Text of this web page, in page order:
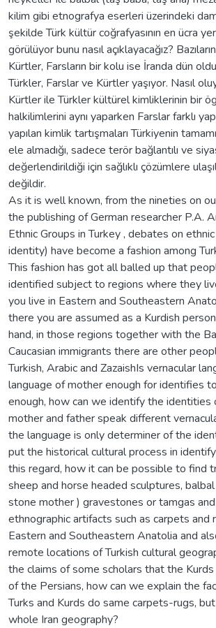
kilim gibi etnografya eserleri üzerindeki
şekilde Türk kültür coğrafyasının en ücra
görülüyor bunu nasıl açıklayacağız?
Kürtler, Farsların bir kolu ise İranda dün
Türkler, Farslar ve Kürtler yaşıyor. Nasıl
Kürtler ile Türkler kültürel kimliklerinin bir
halkilimlerini aynı yaparken Farslar farklı
yapılan kimlik tartışmaları Türkiyenin
ele almadığı, sadece terör bağlantılı ve
değerlendirildiği için sağlıklı çözümlere
değildir.
As it is well known, from the nineties on
the publishing of German researcher P.A.
Ethnic Groups in Turkey , debates on
identity) have become a fashion among
This fashion has got all balled up that
identified subject to regions where they
you live in Eastern and Southeastern
there you are assumed as a Kurdish
hand, in those regions together with the
Caucasian immigrants there are other
Turkish, Arabic and ZazaishIs vernacular
language of mother enough for identifies
enough, how can we identify the
mother and father speak different
the language is only determiner of the
put the historical cultural process in
this regard, how it can be possible to find
sheep and horse headed sculptures,
stone mother ) gravestones or tamgas
ethnographic artifacts such as carpets and
Eastern and Southeastern Anatolia and
remote locations of Turkish cultural
the claims of some scholars that the Kurds
of the Persians, how can we explain the
Turks and Kurds do same carpets-rugs,
whole Iran geography?